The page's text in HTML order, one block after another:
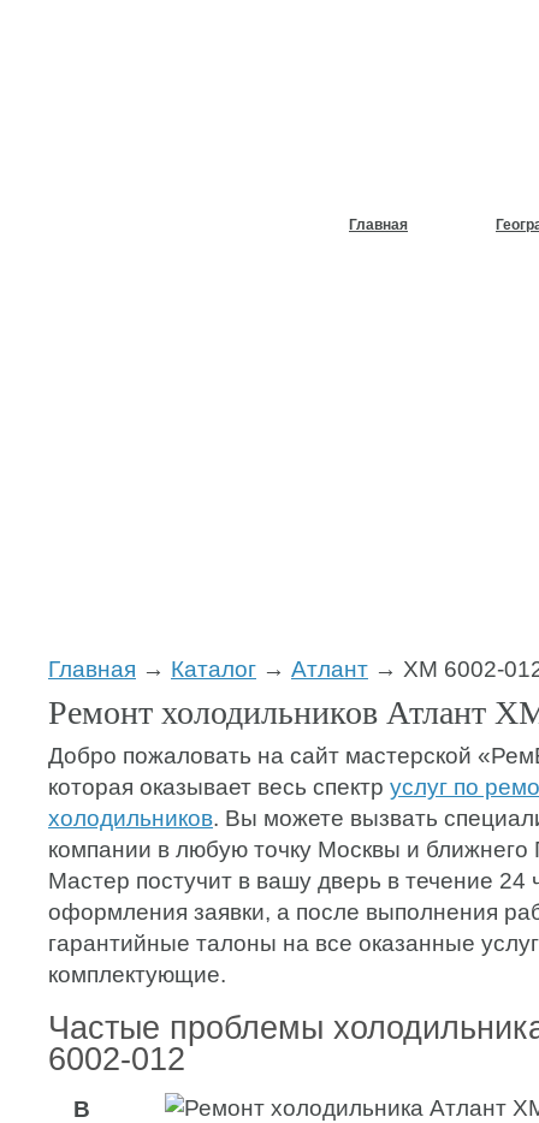
Главная
Главная → Каталог → Атлант → ХМ 6002-
Ремонт холодильников Атлант
Добро пожаловать на сайт мастерской
которая оказывает весь спектр услуг по
холодильников. Вы можете вызвать
компании в любую точку Москвы и ближнего
Мастер постучит в вашу дверь в течение 24
оформления заявки, а после выполнения
гарантийные талоны на все оказанные
комплектующие.
Частые проблемы
6002-012
В